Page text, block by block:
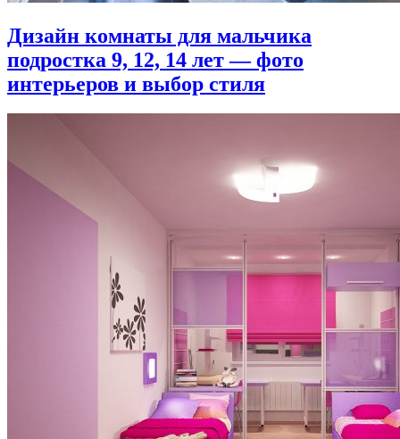
Дизайн комнаты для мальчика
подростка 9, 12, 14 лет — фото
интерьеров и выбор стиля